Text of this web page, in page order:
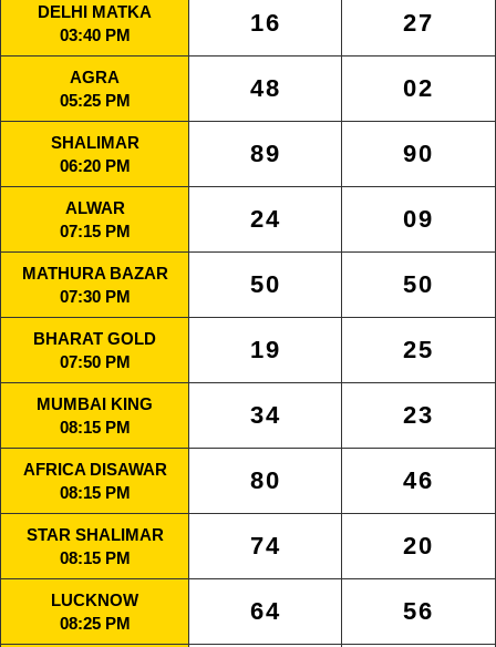
DELHI MATKA
03:40 PM
16 27
AGRA
05:25 PM
48 02
SHALIMAR
06:20 PM
89 90
ALWAR
07:15 PM
24 09
MATHURA BAZAR
07:30 PM
50 50
BHARAT GOLD
07:50 PM
19 25
MUMBAI KING
08:15 PM
34 23
AFRICA DISAWAR
08:15 PM
80 46
STAR SHALIMAR
08:15 PM
74 20
LUCKNOW
08:25 PM
64 56